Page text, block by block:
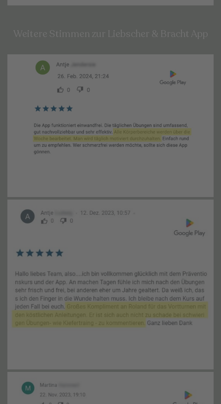
Weitere Stimmen zur Liebscher & Bracht App